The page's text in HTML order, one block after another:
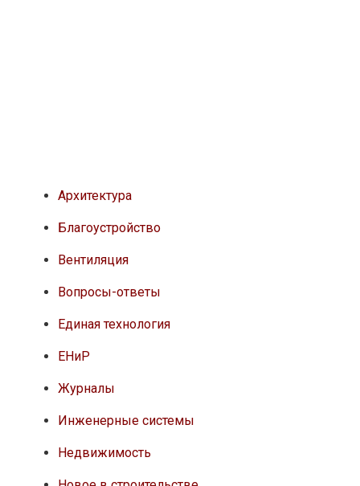
Архитектура
Благоустройство
Вентиляция
Вопросы-ответы
Единая технология
ЕНиР
Журналы
Инженерные системы
Недвижимость